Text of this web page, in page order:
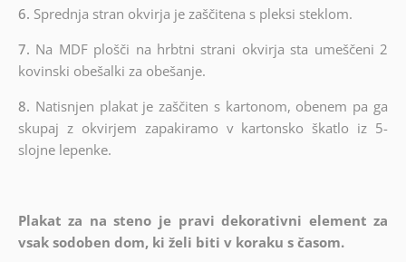
6. Sprednja stran okvirja je zaščitena s pleksi steklom.
7. Na MDF plošči na hrbtni strani okvirja sta umeščeni 2
kovinski obešalki za obešanje.
8. Natisnjen plakat je zaščiten s kartonom, obenem pa ga
skupaj z okvirjem zapakiramo v kartonsko škatlo iz 5-
slojne lepenke.
Plakat za na steno je pravi dekorativni element za
vsak sodoben dom, ki želi biti v koraku s časom.